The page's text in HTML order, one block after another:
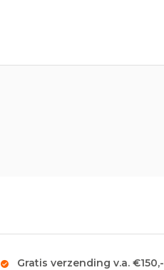
Gratis verzending v.a. €150,-